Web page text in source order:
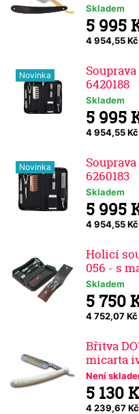
Skladem
5 995
4 954,55 Kč
Novinka
6420188
Skladem
5 995
4 954,55 Kč
Novinka
6260183
Skladem
5 995
4 954,55 Kč
Holicí
056 - s
Skladem
5 750
4 752,07 Kč
Břitva
micarta
Není
5 130
4 239,67 Kč